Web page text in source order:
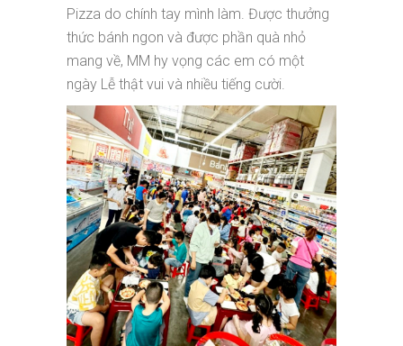
Pizza do chính tay mình làm. Được thưởng
thức bánh ngon và được phần quà nhỏ
mang về, MM hy vọng các em có một
ngày Lễ thật vui và nhiều tiếng cười.